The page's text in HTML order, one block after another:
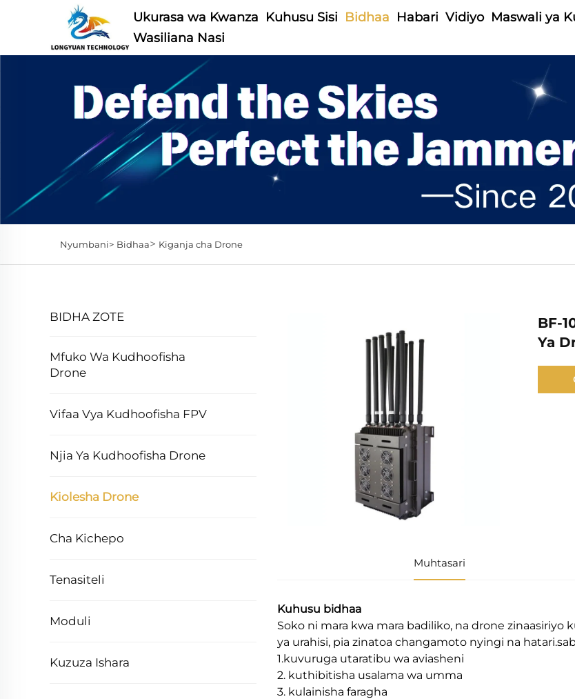
Ukurasa wa Kwanza Kuhusu Sisi Bidhaa Habari Vidiyo Maswali ya
Wasiliana Nasi
Nyumbani> Bidhaa> Kiganja cha Drone
BIDHA ZOTE
Mfuko Wa Kudhoofisha
Drone
Vifaa Vya Kudhoofisha FPV
Njia Ya Kudhoofisha Drone
Kiolesha Drone
Cha Kichepo
Tenasiteli
Moduli
Kuzuza Ishara
BF-
Ya
Muhtasari
Kuhusu bidhaa
Soko ni mara kwa mara badiliko, na drone
ya urahisi, pia zinatoa changamoto nyingi na
1.kuvuruga utaratibu wa aviasheni
2. kuthibitisha usalama wa umma
3. kulainisha faragha